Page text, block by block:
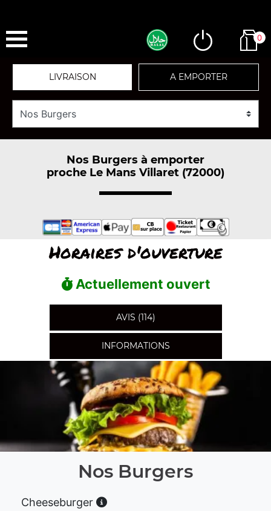
0
LIVRAISON A EMPORTER
Nos Burgers à emporter
proche Le Mans Villaret (72000)
Horaires d'ouverture
Actuellement ouvert
AVIS (114)
INFORMATIONS
Nos Burgers
Cheeseburger